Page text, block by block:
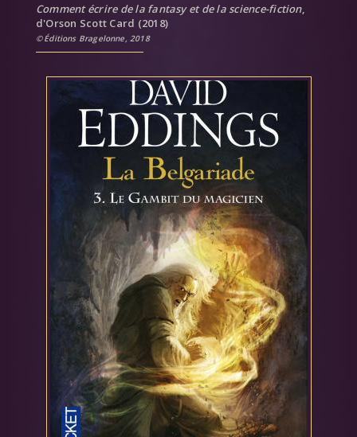
Comment écrire de la fantasy et de la science-fiction,
d'Orson Scott Card (2018)
Éditions Bragelonne, 2018